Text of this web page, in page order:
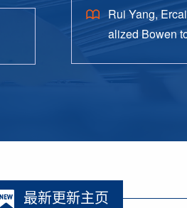
Rui Yang,
alized Bowen
最新更新主页